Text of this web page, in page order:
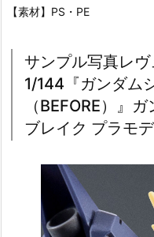
【素材】PS・PE
サンプル写真レ
1/144『ガンダム
（BEFORE）』
ブレイク プラモ